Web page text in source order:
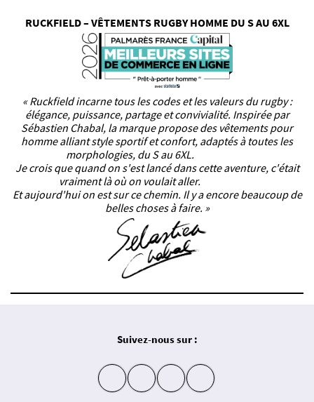
RUCKFIELD – VÊTEMENTS RUGBY HOMME DU S AU 6XL
« Ruckfield incarne tous les codes et les valeurs du rugby :
élégance, puissance, partage et convivialité. Inspirée par
Sébastien Chabal, la marque propose des vêtements pour
homme alliant style sportif et confort, adaptés à toutes les
morphologies, du S au 6XL.
Je crois que quand on s'est lancé dans cette aventure, c'était
vraiment là où on voulait aller.
Et aujourd'hui on est sur ce chemin. Il y a encore beaucoup de
belles choses à faire. »
Suivez-nous sur :
insta fb yt in